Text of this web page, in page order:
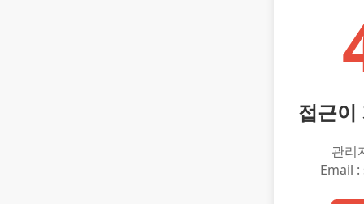
접근이
관리
Email